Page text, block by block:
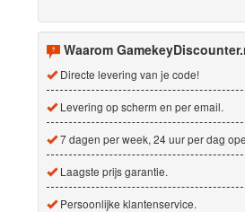
Waarom
Directe levering van je code!
Levering op scherm en per email.
7 dagen per week, 24 uur per dag
Laagste prijs garantie.
Persoonlijke klantenservice.